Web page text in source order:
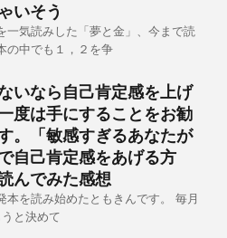
いそう
一気読みした「夢と金」、今まで読
の中でも１，２を争
いなら自己肯定感を上げ
度は手にすることをお勧
。「敏感すぎるあなたが
自己肯定感をあげる方
んでみた感想
本を読み始めたともきんです。 毎月
と決めて